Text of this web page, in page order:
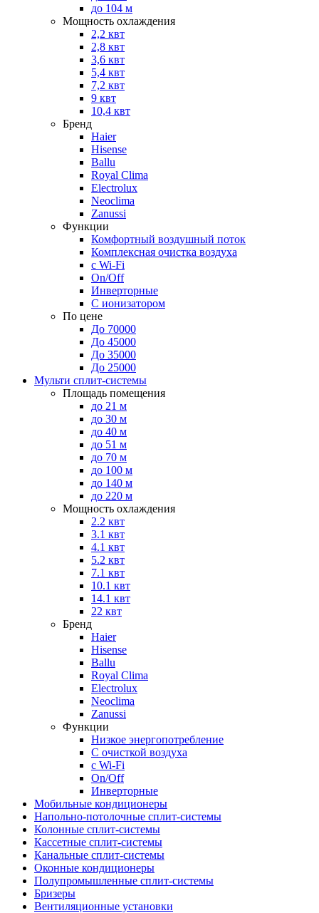
до 104 м
Мощность охлаждения
2,2 квт
2,8 квт
3,6 квт
5,4 квт
7,2 квт
9 квт
10,4 квт
Бренд
Haier
Hisense
Ballu
Royal Clima
Electrolux
Neoclima
Zanussi
Функции
Комфортный воздушный поток
Комплексная очистка воздуха
с Wi-Fi
On/Off
Инверторные
С ионизатором
По цене
До 70000
До 45000
До 35000
До 25000
Мульти сплит-системы
Площадь помещения
до 21 м
до 30 м
до 40 м
до 51 м
до 70 м
до 100 м
до 140 м
до 220 м
Мощность охлаждения
2.2 квт
3.1 квт
4.1 квт
5.2 квт
7.1 квт
10.1 квт
14.1 квт
22 квт
Бренд
Haier
Hisense
Ballu
Royal Clima
Electrolux
Neoclima
Zanussi
Функции
Низкое энергопотребление
С очисткой воздуха
с Wi-Fi
On/Off
Инверторные
Мобильные кондиционеры
Напольно-потолоч​ные ​сплит-системы
Колонные ​​сплит-системы
Кассетные сплит-системы
Канальные сплит-системы
Оконные кондиционеры
Полупромышленные сплит-системы
Бризеры
Вентиляционные установки